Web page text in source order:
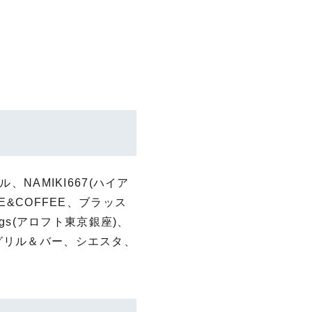
、NAMIKI667(ハイア
、ブラッス
アロフト東京銀座)、
ル＆バー、シエスタ、